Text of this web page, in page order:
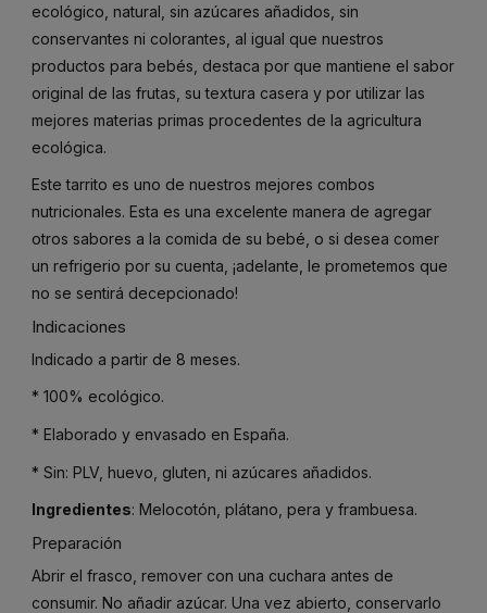
ecológico, natural, sin azúcares añadidos, sin
conservantes ni colorantes, al igual que nuestros
productos para bebés, destaca por que mantiene el sabor
original de las frutas, su textura casera y por utilizar las
mejores materias primas procedentes de la agricultura
ecológica.
Este tarrito es uno de nuestros mejores combos
nutricionales. Esta es una excelente manera de agregar
otros sabores a la comida de su bebé, o si desea comer
un refrigerio por su cuenta, ¡adelante, le prometemos que
no se sentirá decepcionado!
Indicaciones
Indicado a partir de 8 meses.
* 100% ecológico.
* Elaborado y envasado en España.
* Sin: PLV, huevo, gluten, ni azúcares añadidos.
Ingredientes: Melocotón, plátano, pera y frambuesa.
Preparación
Abrir el frasco, remover con una cuchara antes de
consumir. No añadir azúcar. Una vez abierto, conservarlo